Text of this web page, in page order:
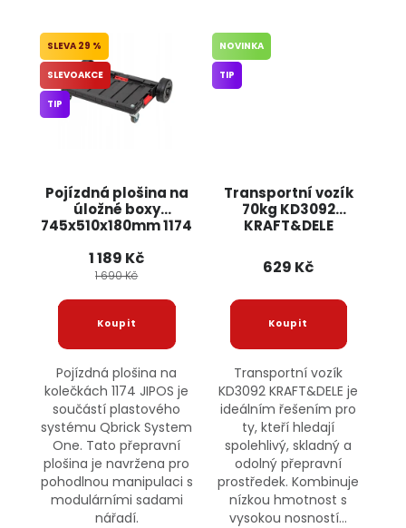
Pojízdná plošina na
úložné boxy
745x510x180mm 1174
29 %
SLEVOAKCE
TIP
1 189 Kč
1 690 Kč
Pojízdná plošina na
kolečkách 1174 JIPOS je
součástí plastového
systému Qbrick System
One. Tato přepravní
plošina je navržena pro
pohodlnou manipulaci s
modulárními sadami
nářadí.
Transportní vozík
70kg KD3092
KRAFT&DELE
NOVINKA
TIP
629 Kč
Transportní vozík
KD3092 KRAFT&DELE je
ideálním řešením pro
ty, kteří hledají
spolehlivý, skladný a
odolný přepravní
prostředek. Kombinuje
nízkou hmotnost s
vysokou nosností...